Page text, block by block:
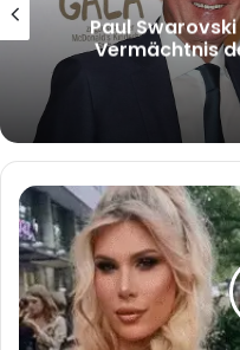
McRae und
Mike
Cees
Fremdgehen:
Hintergründe,
Gerüchte
und
die